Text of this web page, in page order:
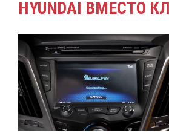
HYUNDAI ВМЕСТО